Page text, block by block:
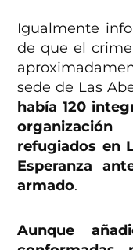
Igualmente
de que el
sede de Las
había 120
refugiados en
Esperanza
armado.
Aunque